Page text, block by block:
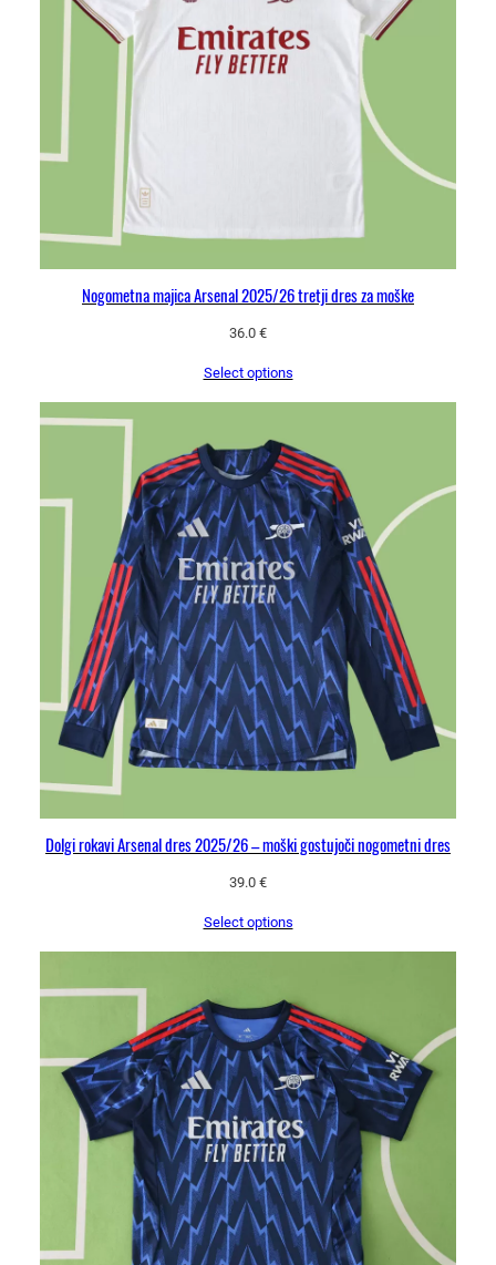
l
i
n
Nogometna majica Arsenal 2025/26 tretji dres za moške
36.0 €
Select options
Dolgi rokavi Arsenal dres 2025/26 – moški gostujoči nogometni dres
39.0 €
Select options